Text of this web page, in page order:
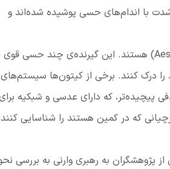
با اندام‌های حسی پوشیده شده‌اند و
) هستند. این گیرنده‌ی چند حسی قوی
درک کنند. برخی از کیتون‌ها سیستم‌های
پیچیده‌تر، که دارای عدسی و شبکیه
که در کمین هستند را شناسایی
پژوهشگران به رهبری وارنی به بررسی